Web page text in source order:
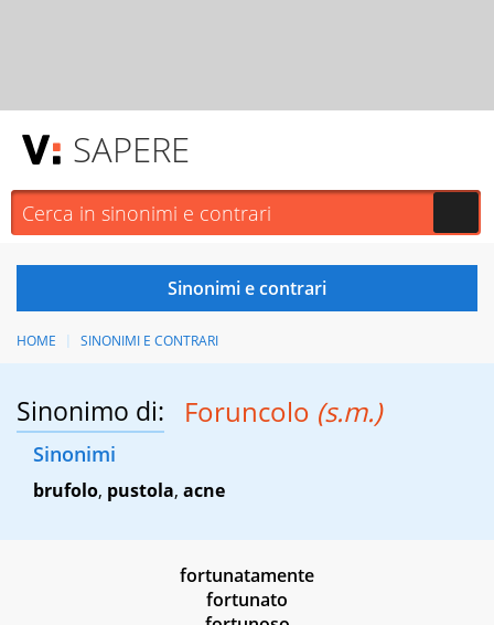
SAPERE
HOME SINONIMI E CONTRARI
Sinonimo di: Foruncolo (s.m.)
Sinonimi
brufolo, pustola, acne
fortunatamente
fortunato